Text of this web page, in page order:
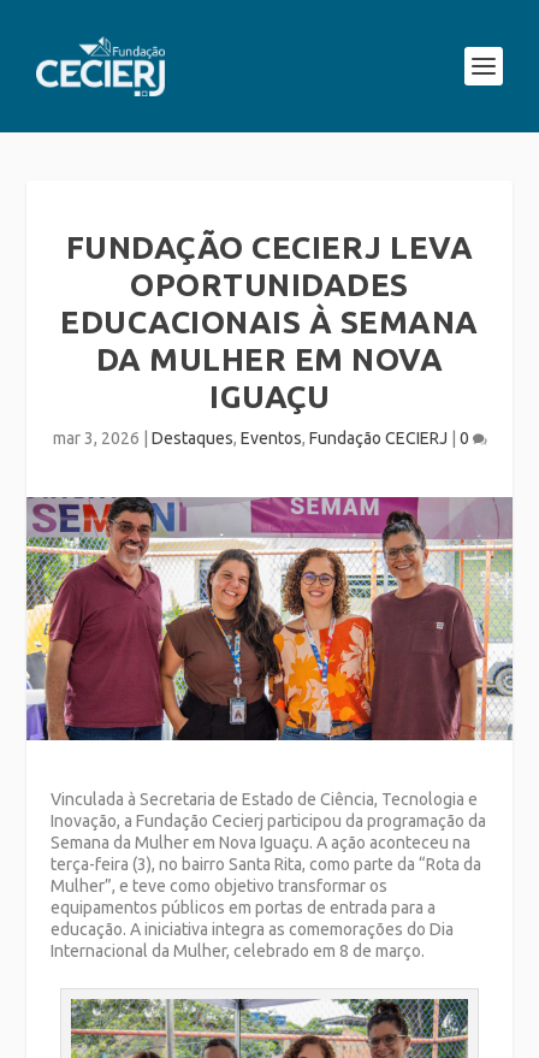
FUNDAÇÃO CECIERJ LEVA
OPORTUNIDADES
EDUCACIONAIS À SEMANA
DA MULHER EM NOVA
IGUAÇU
mar 3, 2026 Destaques, Eventos, Fundação CECIERJ 0
Vinculada à Secretaria de Estado de Ciência, Tecnologia e
Inovação, a Fundação Cecierj participou da programação da
Semana da Mulher em Nova Iguaçu. A ação aconteceu na
terça-feira (3), no bairro Santa Rita, como parte da “Rota da
Mulher”, e teve como objetivo transformar os
equipamentos públicos em portas de entrada para a
educação. A iniciativa integra as comemorações do Dia
Internacional da Mulher, celebrado em 8 de março.